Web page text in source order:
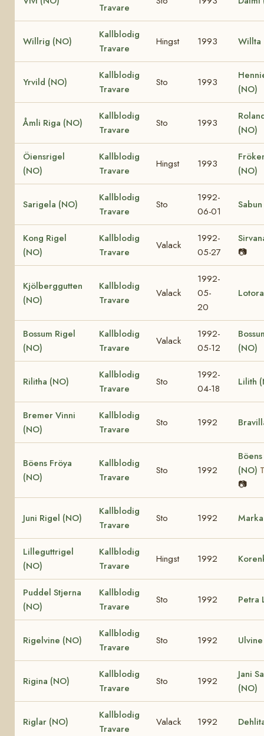
Travare
Willrig (NO)
Kallblodig
Travare
Hingst 1993 Willta
Yrvild (NO)
Kallblodig
Travare
Sto 1993
(NO)
Åmli Riga (NO)
Kallblodig
Travare
Sto 1993
(NO)
Öiensrigel
(NO)
Kallblodig
Travare
Hingst 1993
(NO)
Sarigela (NO)
Kallblodig
Travare
Sto
1992-
06-01
Kong Rigel
(NO)
Kallblodig
Travare
Valack
1992-
05-27
📷
Kjölberggutten
(NO)
Kallblodig
Travare
Valack
1992-
05-
20
Bossum Rigel
(NO)
Kallblodig
Travare
Valack
1992-
05-12
(NO)
Rilitha (NO)
Kallblodig
Travare
Sto
1992-
04-18
Lilith
Bremer Vinni
(NO)
Kallblodig
Travare
Sto 1992
Böens Fröya
(NO)
Kallblodig
Travare
Sto 1992
(NO)
📷
Juni Rigel (NO)
Kallblodig
Travare
Sto 1992
Lilleguttrigel
(NO)
Kallblodig
Travare
Hingst 1992
Puddel Stjerna
(NO)
Kallblodig
Travare
Sto 1992 Petra
Rigelvine (NO)
Kallblodig
Travare
Sto 1992
Rigina (NO)
Kallblodig
Travare
Sto 1992
Jani
(NO)
Riglar (NO)
Kallblodig
Travare
Valack 1992